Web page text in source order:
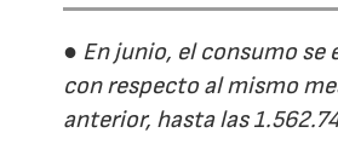
● En junio, el consumo se
con respecto al mismo
anterior, hasta las